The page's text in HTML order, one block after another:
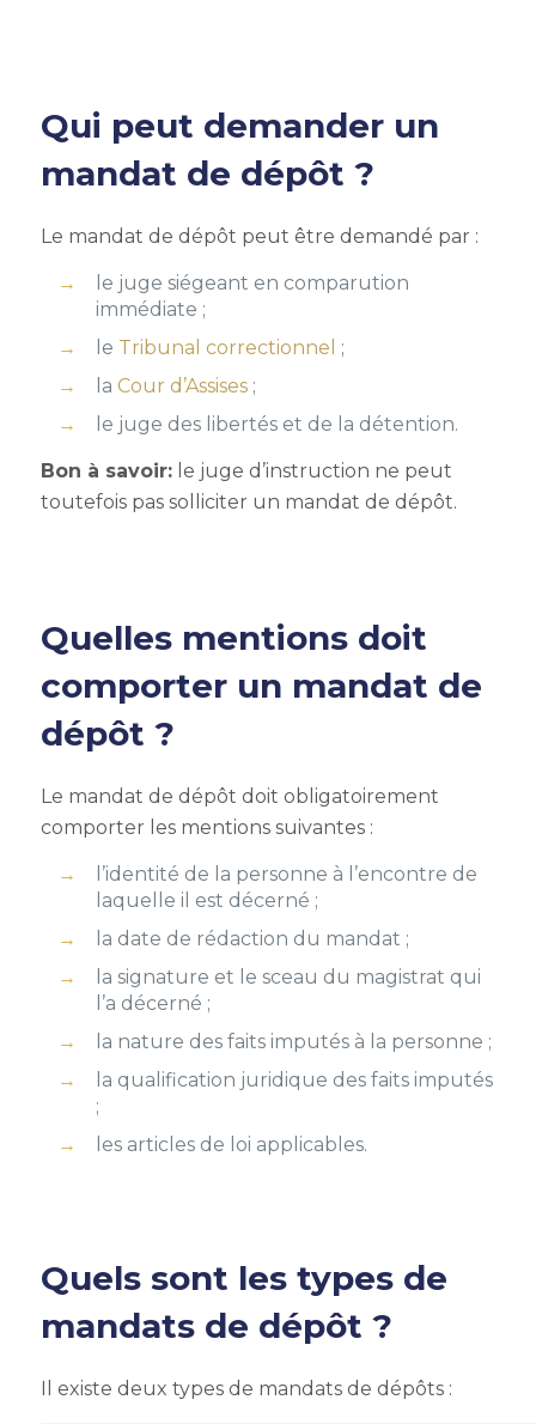
Qui peut demander un
mandat de dépôt ?
Le mandat de dépôt peut être demandé par :
le juge siégeant en comparution
immédiate ;
le Tribunal correctionnel ;
la Cour d’Assises;
le juge des libertés et de la détention.
Bon à savoir:le juge d’instruction ne peut
toutefois pas solliciter un mandat de dépôt.
Quelles mentions doit
comporter un mandat de
dépôt ?
Le mandat de dépôt doit obligatoirement
comporter les mentions suivantes :
l’identité de la personne à l’encontre de
laquelle il est décerné ;
la date de rédaction du mandat ;
la signature et le sceau du magistrat qui
l’a décerné ;
la nature des faits imputés à la personne ;
la qualification juridique des faits imputés
;
les articles de loi applicables.
Quels sont les types de
mandats de dépôt ?
Il existe deux types de mandats de dépôts :